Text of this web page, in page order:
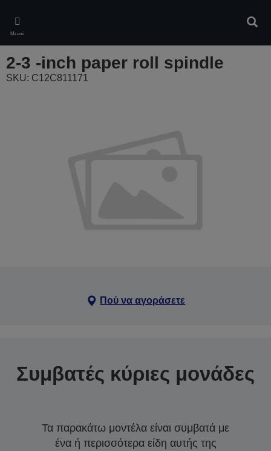
main
content
Μενού
2-3 -inch paper roll spindle
SKU: C12C811171
Πού να αγοράσετε
Συμβατές κύριες μονάδες
Τα παρακάτω μοντέλα είναι συμβατά με
ένα ή περισσότερα είδη αυτής της